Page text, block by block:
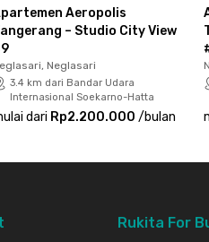
Aeropolis
– Studio City View
Neglasari
3.4 km dari Bandar Udara
Internasional Soekarno-Hatta
dari Rp2.200.000 /bulan
Rukita For